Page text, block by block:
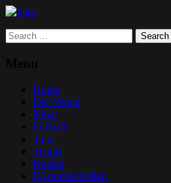
Search
for:
Menu
Home
Der Verein
News
Fußball
Tanz
Tennis
Kegeln
Eisstockschießen